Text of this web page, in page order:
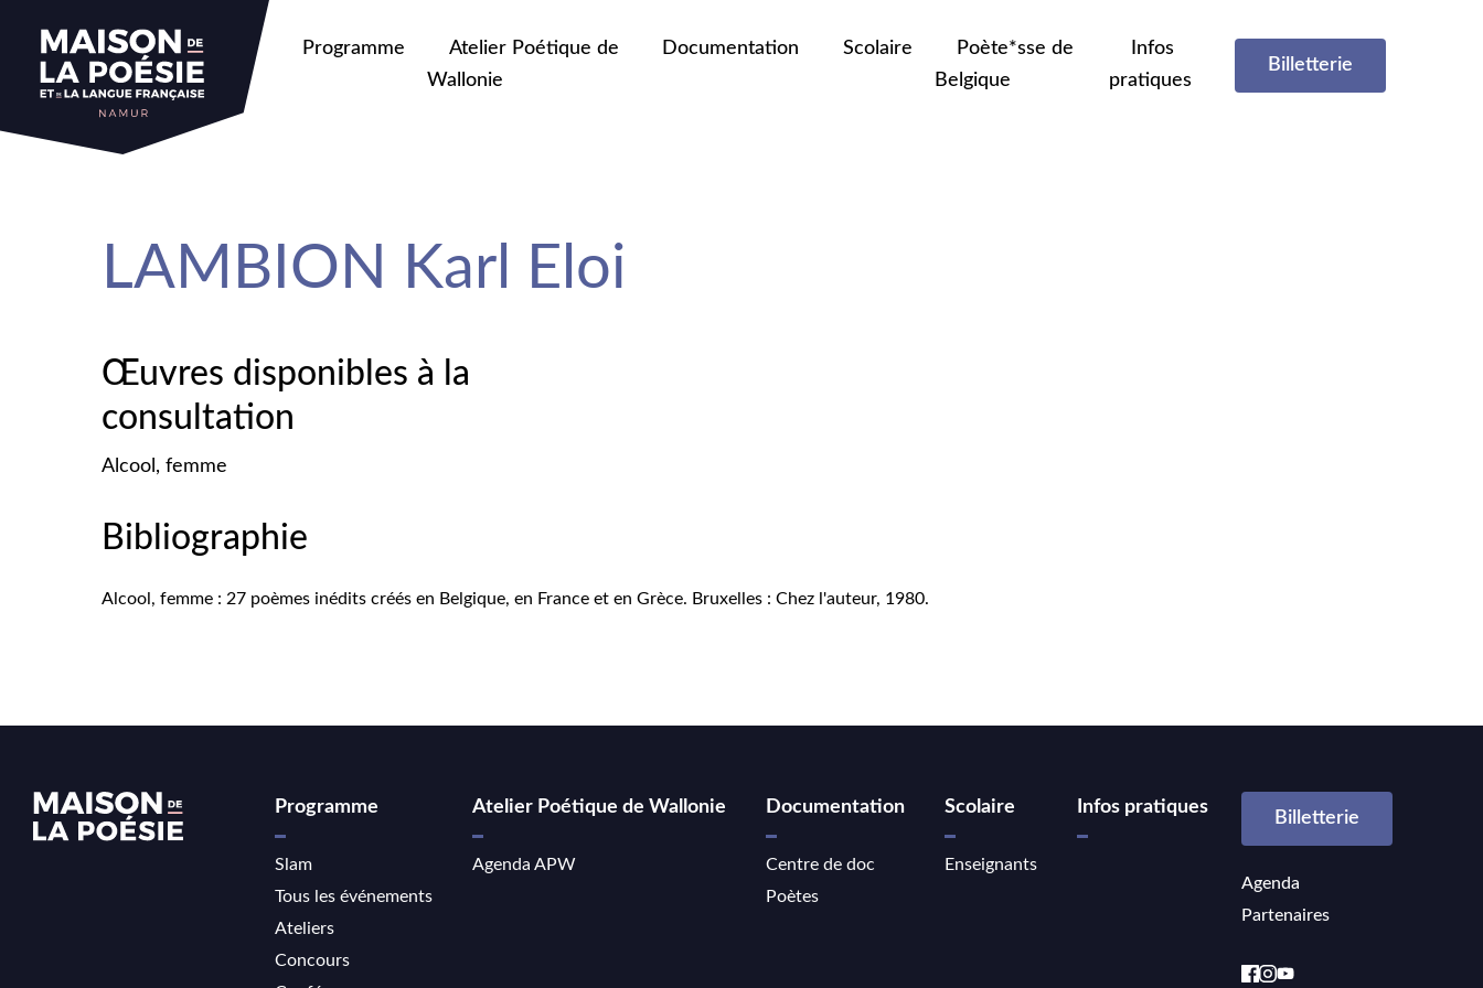
Programme
Atelier Poétique de
Wallonie
Documentation Scolaire
Poète*sse de
Belgique
Infos
pratiques
Billetterie
LAMBION Karl Eloi
Œuvres disponibles à la
consultation
Alcool, femme
Bibliographie
Alcool, femme : 27 poèmes inédits créés en Belgique, en France et en Grèce. Bruxelles : Chez l'auteur, 1980.
Programme
Slam
Tous les événements
Ateliers
Concours
Atelier Poétique de Wallonie
Agenda APW
Documentation
Centre de doc
Poètes
Scolaire
Enseignants
Infos pratiques
Billetterie
Agenda
Partenaires